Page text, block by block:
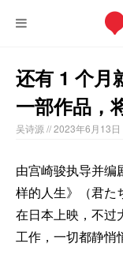
还有 1 个月
一部作品，
吴诗源 // 2023年6月13日
由宫崎骏执导并编
样的人生》（君た
在日本上映，不过
工作，一切都静悄